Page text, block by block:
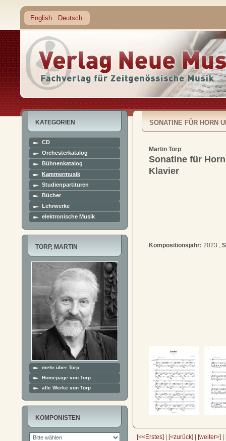
English Deutsch
KATEGORIEN
CD
Orchesterkatalog
Bühnenkatalog
Kammermusik
Studienpartituren
Bücher
Lehrwerke
elektronische Musik
TORP, MARTIN
mehr über Torp
Homepage von Torp
alle Werke von Torp
KOMPONISTEN
SONATINE FÜR HORN
Martin Torp
Sonatine für
Klavier
Kompositionsjahr: 2023 ,
[<<Erstes] | [<zurück] | [weiter>] |